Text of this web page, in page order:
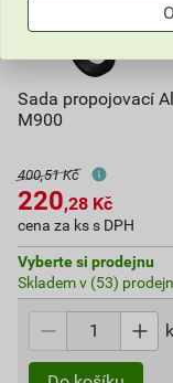
Sada propojovací
M900
400,51 Kč
220,28 Kč
cena za ks s DPH
Vyberte si prodejnu
Skladem v (53)